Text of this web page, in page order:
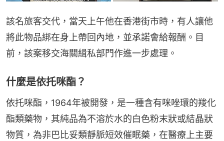
該名旅客交代，當天上午他在香港街市時，有人讓他
將此物品綁在身上帶回內地，並承諾會給報酬。目
前，該案移交海關緝私部門作進一步處理。
什麼是依托咪酯？
依托咪酯，1964年被開發，是一種含有咪唑環的羧化
酯類藥物，其純品為不溶於水的白色粉末狀或結晶狀
物質，為非巴比妥類靜脈短效催眠藥，在醫療上主要